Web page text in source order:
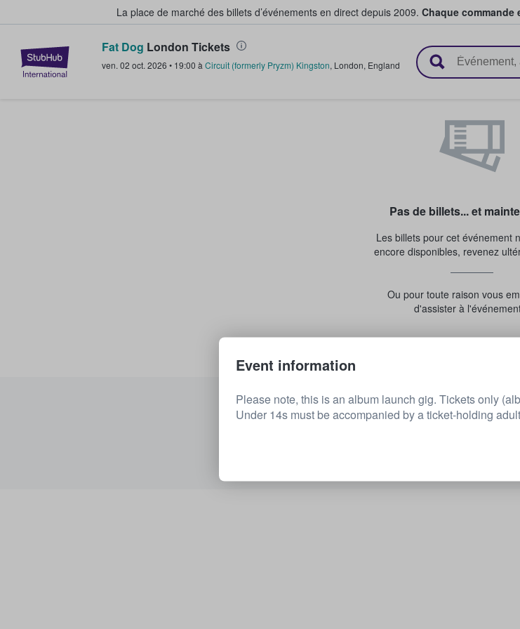
La place de marché des billets d’événements en direct depuis 2009. Chaque commande
StubHub - Où les fans achètent et vendent des billets
Fat Dog London Tickets
ven. 02 oct. 2026 • 19:00 à Circuit (formerly Pryzm) Kingston, London, England
Pas de billets... et
Les billets pour cet événement
encore disponibles, revenez
Ou pour toute raison vous
d'assister à
Voir tous les événements
Event information
Please note, this is an album launch gig. Tickets only
Under 14s must be accompanied by a ticket-holding